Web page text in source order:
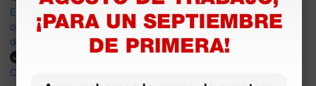
Es fácil hacer el pedido. El producto, bastante mas barato que en
otras plataformas de material médico. Pero el envío cuesta más
del doble que en cualquier otra empresa dentro de España.
Comprador verificado